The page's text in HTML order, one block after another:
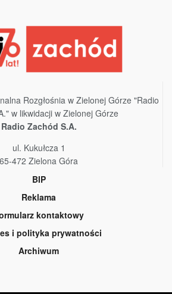
Rozgłośnia w Zielonej Górze "Radio
w likwidacji w Zielonej Górze
Radio Zachód S.A.
ul. Kukułcza 1
65-472 Zielona Góra
BIP
Reklama
kontaktowy
i polityka prywatności
Archiwum